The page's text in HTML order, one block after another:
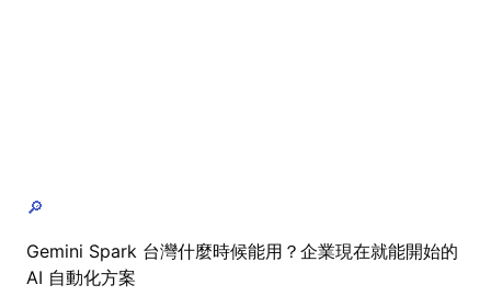
🔎
Gemini Spark 台灣什麼時候能用？企業現在就能開始的
AI 自動化方案